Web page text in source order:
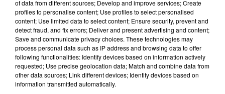
10h20
Incendies suspects en Deux-
Sèvres et en Maine-et-Loire :
un...
of data from different sources; Develop and improve services; Create
profiles to personalise content; Use profiles to select personalised
content; Use limited data to select content; Ensure security, prevent and
detect fraud, and fix errors; Deliver and present advertising and content;
Save and communicate privacy choices. These technologies may
process personal data such as IP address and browsing data to offer
following functionalities: Identify devices based on information actively
requested; Use precise geolocation data; Match and combine data from
other data sources; Link different devices; Identify devices based on
information transmitted automatically.